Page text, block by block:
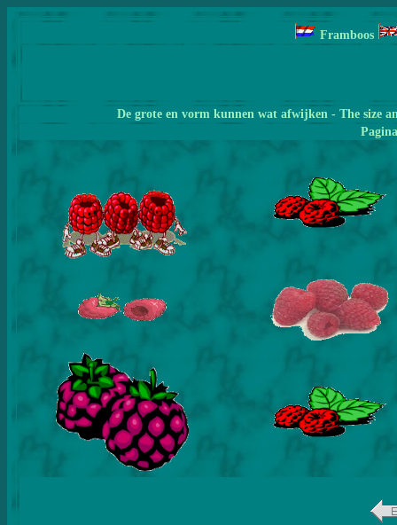
Framboos
De grote en vorm kunnen wat afwijken - The size